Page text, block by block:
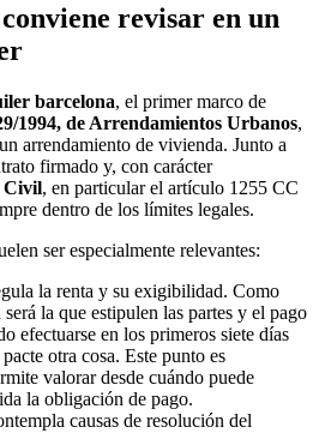
revisar en un
barcelona, el primer marco de
1994, de Arrendamientos Urbanos,
arrendamiento de vivienda. Junto a
firmado y, con carácter
Civil, en particular el artículo 1255 CC
dentro de los límites legales.
ser especialmente relevantes:
la renta y su exigibilidad. Como
la que estipulen las partes y el pago
efectuarse en los primeros siete días
otra cosa. Este punto es
valorar desde cuándo puede
la obligación de pago.
causas de resolución del